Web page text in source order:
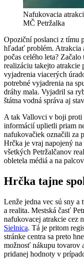
Nafukovacia
MČ Petržalka
Opoziční poslanci z tímu
hľadať problém. Atrakcia
počas celého leta?
realizáciu takejto
vyjadrenia viacerých
potrebné vyjadrenia na
dráhy mala. Vyjadril sa
štátna vodná správa aj
A tak Vallovci v boji
informácií uplietli priam
nafukovačiek označili za
Hrčka je vraj napojený
všetkých Petržalčanov
obletela médiá a na
Hrčka tajne
Lenže jedna vec sú sny
a realita. Mestská časť
nafukovacej atrakcie cez
Sielnica. Tá je pritom
stránke centra sa preto
možnosť nákupu tovarov
pridanej hodnoty v